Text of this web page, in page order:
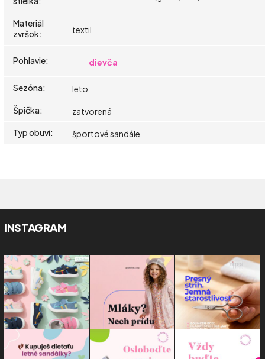
Materiál
zvršok: textil
Pohlavie: dievča
Sezóna:
leto
Špička:
zatvorená
Typ obuvi: športové sandále
INSTAGRAM